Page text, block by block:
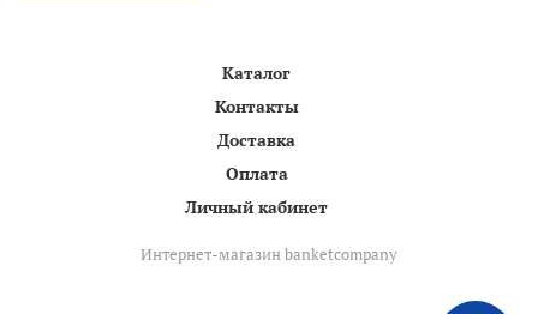
Каталог
Контакты
Доставка
Оплата
Личный кабинет
Интернет-магазин banketcompany